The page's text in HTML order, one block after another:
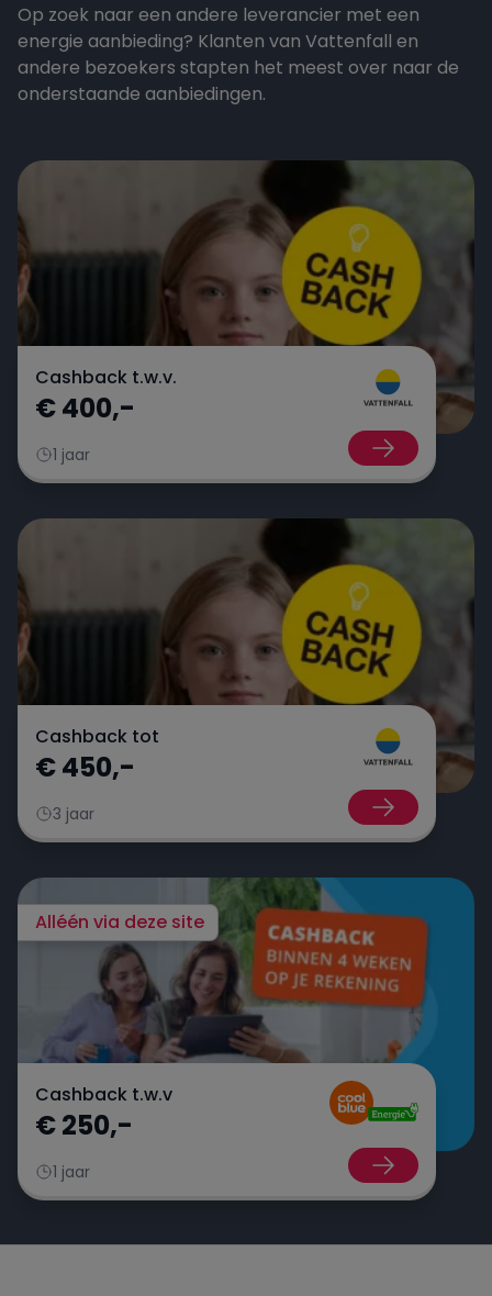
Op zoek naar een andere leverancier met een
energie aanbieding? Klanten van Vattenfall en
andere bezoekers stapten het meest over naar de
onderstaande aanbiedingen.
Cashback t.w.v.
€ 400,-
1 jaar
Cashback tot
€ 450,-
3 jaar
Alléén via deze site
Cashback t.w.v
€ 250,-
1 jaar